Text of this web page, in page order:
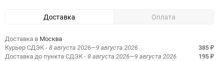
Доставка Оплата
Доставка в Москва
Курьер СДЭК- 8 августа 2026—9 августа 2026 385 ₽
Доставка до пункта СДЭК- 8 августа 2026—9 августа 2026 195 ₽